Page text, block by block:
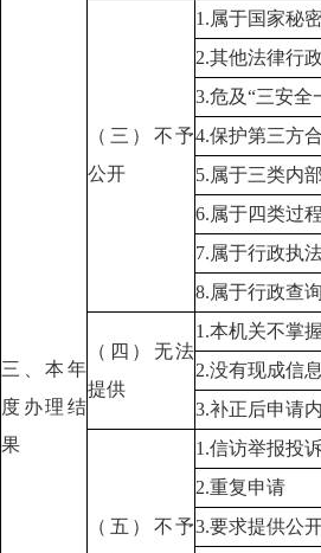
三、本年
度办理结
果
（三）不予
公开
1.属于国家秘
2.其他法律行
3.危及“三安全
4.保护第三方
5.属于三类内
6.属于四类过
7.属于行政执
8.属于行政查
（四）无法
提供
1.本机关不掌
2.没有现成信
3.补正后申请
（五）不予
1.信访举报投
2.重复申请
3.要求提供公